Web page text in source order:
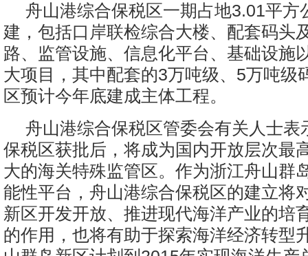
舟山港综合保税区一期占地3.01平方
建，包括口岸联检综合大楼、配套码头
路、监管设施、信息化平台、基础设施
大项目，其中配套的3万吨级、5万吨级
区预计今年底建成主体工程。
舟山港综合保税区管委会有关人士表
保税区获批后，将成为国内开放层次最
大的海关特殊监管区。作为浙江舟山群
能性平台，舟山港综合保税区的建立将
新区开发开放、推进现代海洋产业的培
的作用，也将有助于探索海洋经济转型